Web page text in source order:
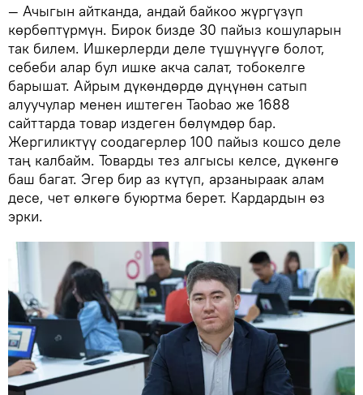
— Ачыгын айтканда, андай байкоо жүргүзүп
көрбөптүрмүн. Бирок бизде 30 пайыз кошуларын
так билем. Ишкерлерди деле түшүнүүгө болот,
себеби алар бул ишке акча салат, тобокелге
барышат. Айрым дүкөндөрдө дүңүнөн сатып
алуучулар менен иштеген Taobao же 1688
сайттарда товар издеген бөлүмдөр бар.
Жергиликтүү соодагерлер 100 пайыз кошсо деле
таң калбайм. Товарды тез алгысы келсе, дүкөнгө
баш багат. Эгер бир аз күтүп, арзаныраак алам
десе, чет өлкөгө буюртма берет. Кардардын өз
эрки.